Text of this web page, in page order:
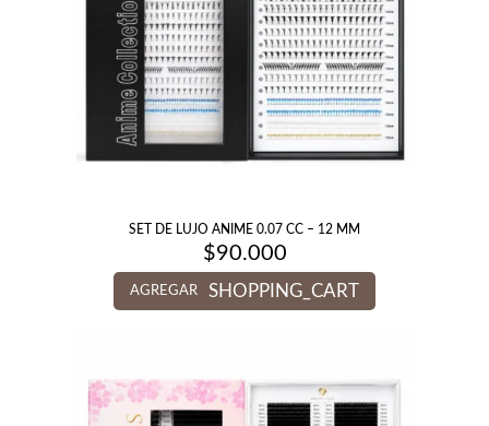
SET DE LUJO ANIME 0.07 CC – 12 MM
$90.000
AGREGAR SHOPPING_CART